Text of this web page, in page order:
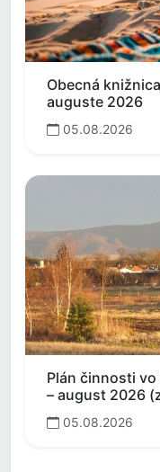
Obecná
auguste 2026
05.08.2026
Plán činnosti
– august 2026
05.08.2026